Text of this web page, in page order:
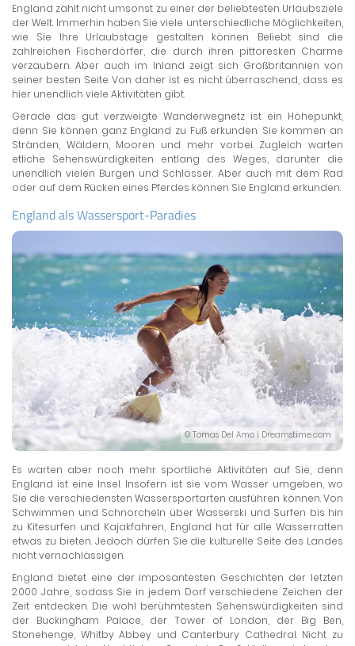
England zählt nicht umsonst zu einer der beliebtesten Urlaubsziele
der Welt. Immerhin haben Sie viele unterschiedliche Möglichkeiten,
wie Sie Ihre Urlaubstage gestalten können. Beliebt sind die
zahlreichen Fischerdörfer, die durch ihren pittoresken Charme
verzaubern. Aber auch im Inland zeigt sich Großbritannien von
seiner besten Seite. Von daher ist es nicht überraschend, dass es
hier unendlich viele Aktivitäten gibt.
Gerade das gut verzweigte Wanderwegnetz ist ein Höhepunkt,
denn Sie können ganz England zu Fuß erkunden. Sie kommen an
Stränden, Wäldern, Mooren und mehr vorbei. Zugleich warten
etliche Sehenswürdigkeiten entlang des Weges, darunter die
unendlich vielen Burgen und Schlösser. Aber auch mit dem Rad
oder auf dem Rücken eines Pferdes können Sie England erkunden.
England als Wassersport-Paradies
© Tomas Del Amo | Dreamstime.com
Es warten aber noch mehr sportliche Aktivitäten auf Sie, denn
England ist eine Insel. Insofern ist sie vom Wasser umgeben, wo
Sie die verschiedensten Wassersportarten ausführen können. Von
Schwimmen und Schnorcheln über Wasserski und Surfen bis hin
zu Kitesurfen und Kajakfahren, England hat für alle Wasserratten
etwas zu bieten. Jedoch dürfen Sie die kulturelle Seite des Landes
nicht vernachlässigen.
England bietet eine der imposantesten Geschichten der letzten
2.000 Jahre, sodass Sie in jedem Dorf verschiedene Zeichen der
Zeit entdecken. Die wohl berühmtesten Sehenswürdigkeiten sind
der Buckingham Palace, der Tower of London, der Big Ben,
Stonehenge, Whitby Abbey und Canterbury Cathedral. Nicht zu